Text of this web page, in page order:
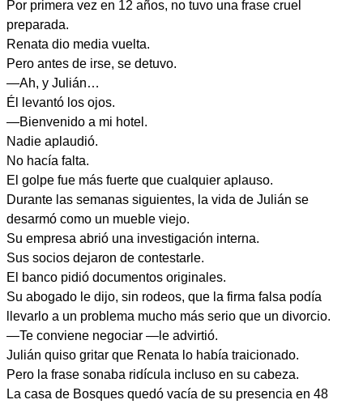
Por primera vez en 12 años, no tuvo una frase cruel
preparada.
Renata dio media vuelta.
Pero antes de irse, se detuvo.
—Ah, y Julián…
Él levantó los ojos.
—Bienvenido a mi hotel.
Nadie aplaudió.
No hacía falta.
El golpe fue más fuerte que cualquier aplauso.
Durante las semanas siguientes, la vida de Julián se
desarmó como un mueble viejo.
Su empresa abrió una investigación interna.
Sus socios dejaron de contestarle.
El banco pidió documentos originales.
Su abogado le dijo, sin rodeos, que la firma falsa podía
llevarlo a un problema mucho más serio que un divorcio.
—Te conviene negociar —le advirtió.
Julián quiso gritar que Renata lo había traicionado.
Pero la frase sonaba ridícula incluso en su cabeza.
La casa de Bosques quedó vacía de su presencia en 48